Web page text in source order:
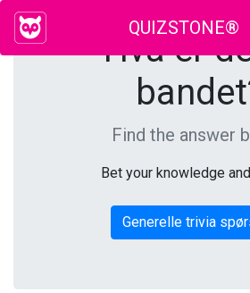
QUIZSTONE®
Hva er
Find the answer
Bet your knowledge
Generelle trivia